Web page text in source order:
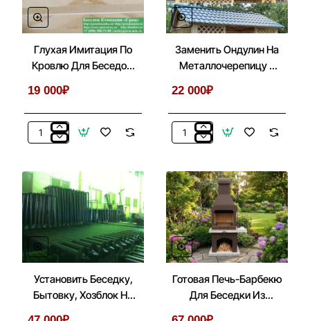
Глухая Имитация По
Кровлю Для Беседок,
19 000₽
Глухая
Кровлю
Для
Беседок,
Бытовок,
Хозблоков
3х5
Заменить Ондулин На
Металлочерепицу В
22 000₽
Заменить
Металлочерепицу
В
Беседках
3х5
Установить Беседку,
Бытовку, Хозблок На
Готовая Печь-Барбекю
Для Беседки Из